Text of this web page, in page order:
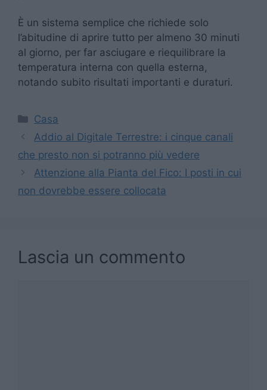
È un sistema semplice che richiede solo
l’abitudine di aprire tutto per almeno 30 minuti
al giorno, per far asciugare e riequilibrare la
temperatura interna con quella esterna,
notando subito risultati importanti e duraturi.
Categorie
Casa
Addio al Digitale Terrestre: i cinque canali
che presto non si potranno più vedere
Attenzione alla Pianta del Fico: I posti in cui
non dovrebbe essere collocata
Lascia un commento